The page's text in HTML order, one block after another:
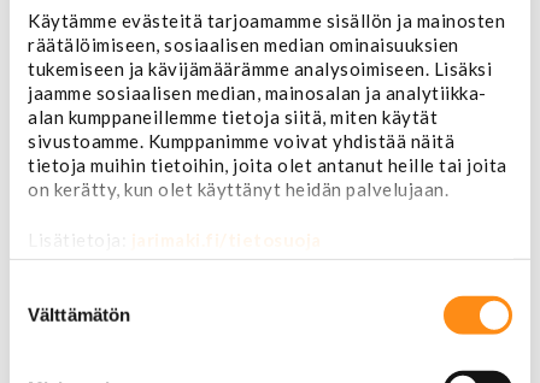
Käytämme evästeitä tarjoamamme sisällön ja mainosten
räätälöimiseen, sosiaalisen median ominaisuuksien
tukemiseen ja kävijämäärämme analysoimiseen. Lisäksi
jaamme sosiaalisen median, mainosalan ja analytiikka-
alan kumppaneillemme tietoja siitä, miten käytät
sivustoamme. Kumppanimme voivat yhdistää näitä
tietoja muihin tietoihin, joita olet antanut heille tai joita
on kerätty, kun olet käyttänyt heidän palvelujaan.
Lisätietoja: jarimaki.fi/tietosuoja
valinta
Välttämätön
Akut
Lasinnostin- ja keskuslukon moottorit
Laturit ja laturin osat
Laturit
Laturin osat
Lämmitys ja ilmastointi
Etuvastukset
Kennot
Käyttöpaneelit / kytkimet
Moottorit